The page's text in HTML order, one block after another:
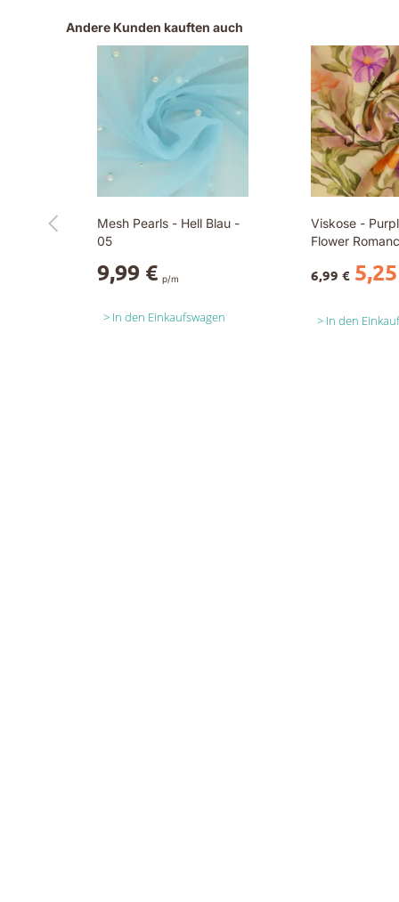
Andere Kunden kauften auch
Mesh Pearls - Hell Blau -
05
9,99 € p/m
In den Einkaufswagen
Viskose -
Flower
6,99 €
In den